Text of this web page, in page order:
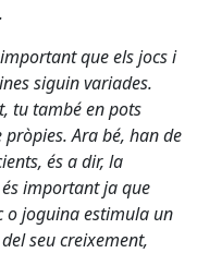
que els jocs i
siguin variades.
tu també en pots
pròpies. Ara bé, han de
és a dir, la
important ja que
o joguina estimula un
seu creixement,